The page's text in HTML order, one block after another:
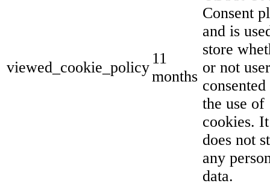
viewed_cookie_policy
11
months
Consent
and is
store
or not
consented
the use of
cookies. It
does not
any
data.